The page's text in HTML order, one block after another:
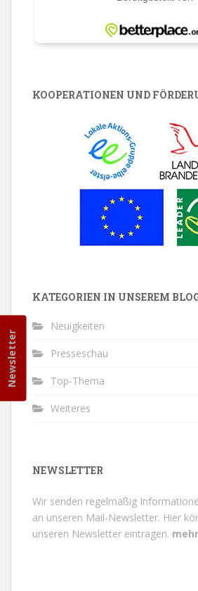
KOOPERATIONEN UND
KATEGORIEN IN UNSEREM
Neuigkeiten
Presseschau
Top-Thema
Weiteres
NEWSLETTER
Newsletter
Wir senden regelmäßig
an unseren Mail-Newsletter. Hier
unseren Newsletter eintragen.